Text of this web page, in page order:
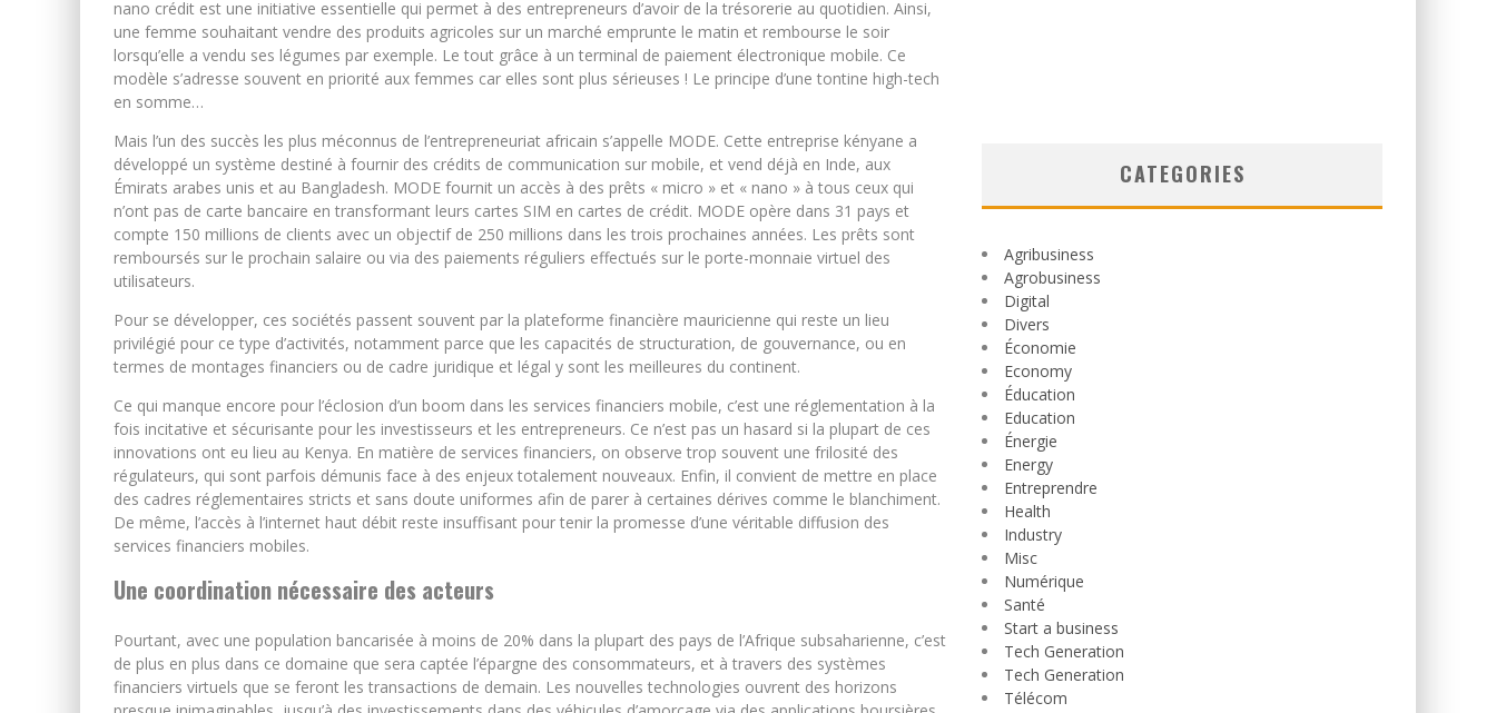
nano crédit est une initiative essentielle qui permet à des entrepreneurs d’avoir de la trésorerie au quotidien. Ainsi,
une femme souhaitant vendre des produits agricoles sur un marché emprunte le matin et rembourse le soir
lorsqu’elle a vendu ses légumes par exemple. Le tout grâce à un terminal de paiement électronique mobile. Ce
modèle s’adresse souvent en priorité aux femmes car elles sont plus sérieuses ! Le principe d’une tontine high-tech
en somme…
Mais l’un des succès les plus méconnus de l’entrepreneuriat africain s’appelle MODE. Cette entreprise kényane a
développé un système destiné à fournir des crédits de communication sur mobile, et vend déjà en Inde, aux
Émirats arabes unis et au Bangladesh. MODE fournit un accès à des prêts « micro » et « nano » à tous ceux qui
n’ont pas de carte bancaire en transformant leurs cartes SIM en cartes de crédit. MODE opère dans 31 pays et
compte 150 millions de clients avec un objectif de 250 millions dans les trois prochaines années. Les prêts sont
remboursés sur le prochain salaire ou via des paiements réguliers effectués sur le porte-monnaie virtuel des
utilisateurs.
Pour se développer, ces sociétés passent souvent par la plateforme financière mauricienne qui reste un lieu
privilégié pour ce type d’activités, notamment parce que les capacités de structuration, de gouvernance, ou en
termes de montages financiers ou de cadre juridique et légal y sont les meilleures du continent.
Ce qui manque encore pour l’éclosion d’un boom dans les services financiers mobile, c’est une réglementation à la
fois incitative et sécurisante pour les investisseurs et les entrepreneurs. Ce n’est pas un hasard si la plupart de ces
innovations ont eu lieu au Kenya. En matière de services financiers, on observe trop souvent une frilosité des
régulateurs, qui sont parfois démunis face à des enjeux totalement nouveaux. Enfin, il convient de mettre en place
des cadres réglementaires stricts et sans doute uniformes afin de parer à certaines dérives comme le blanchiment.
De même, l’accès à l’internet haut débit reste insuffisant pour tenir la promesse d’une véritable diffusion des
services financiers mobiles.
Une coordination nécessaire des acteurs
Pourtant, avec une population bancarisée à moins de 20% dans la plupart des pays de l’Afrique subsaharienne, c’est
de plus en plus dans ce domaine que sera captée l’épargne des consommateurs, et à travers des systèmes
financiers virtuels que se feront les transactions de demain. Les nouvelles technologies ouvrent des horizons
CATEGORIES
Agribusiness
Agrobusiness
Digital
Divers
Économie
Economy
Éducation
Education
Énergie
Energy
Entreprendre
Health
Industry
Misc
Numérique
Santé
Start a business
Tech Generation
Tech Generation
Télécom